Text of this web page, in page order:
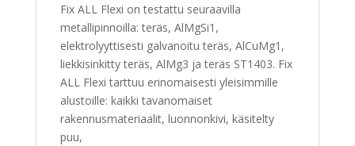
Fix ALL Flexi on testattu seuraavilla
metallipinnoilla: teräs, AlMgSi1,
elektrolyyttisesti galvanoitu teräs, AlCuMg1,
liekkisinkitty teräs, AlMg3 ja teräs ST1403. Fix
ALL Flexi tarttuu erinomaisesti yleisimmille
alustoille: kaikki tavanomaiset
rakennusmateriaalit, luonnonkivi, käsitelty
puu,